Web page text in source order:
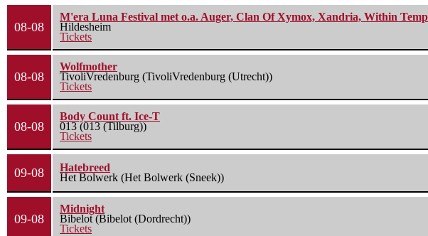
08-08
M'era Luna Festival met o.a. Auger, Clan Of Xymox, Xandria, Within
Hildesheim
Tickets
08-08
Wolfmother
TivoliVredenburg (TivoliVredenburg (Utrecht))
Tickets
08-08
Body Count ft. Ice-T
013 (013 (Tilburg))
Tickets
09-08
Hatebreed
Het Bolwerk (Het Bolwerk (Sneek))
09-08
Midnight
Bibelot (Bibelot (Dordrecht))
Tickets